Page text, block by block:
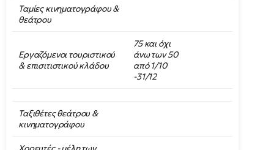
Ταμίες κινηματογράφου &
θεάτρου
Εργαζόμενοι τουριστικού
& επισιτιστικού κλάδου
75 και όχι
άνω των 50
από 1/10
-31/12
Ταξιθέτες θεάτρου &
κινηματογράφου